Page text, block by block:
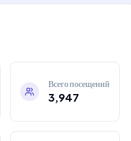
Всего посещений
3,947